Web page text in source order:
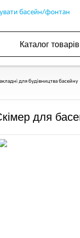
басейн/фонтан
Каталог товарів
для будівництва басейну
для